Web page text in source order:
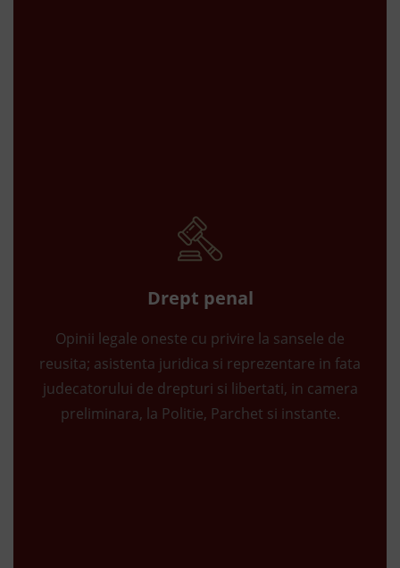
Drept penal
Opinii legale oneste cu privire la sansele de
reusita; asistenta juridica si reprezentare in fata
judecatorului de drepturi si libertati, in camera
preliminara, la Politie, Parchet si instante.